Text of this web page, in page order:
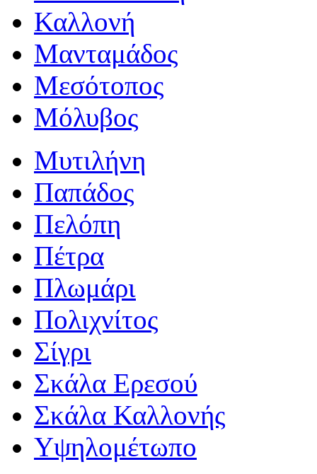
Καλλονή
Μανταμάδος
Μεσότοπος
Μόλυβος
Μυτιλήνη
Παπάδος
Πελόπη
Πέτρα
Πλωμάρι
Πολιχνίτος
Σίγρι
Σκάλα Ερεσού
Σκάλα Καλλονής
Υψηλομέτωπο